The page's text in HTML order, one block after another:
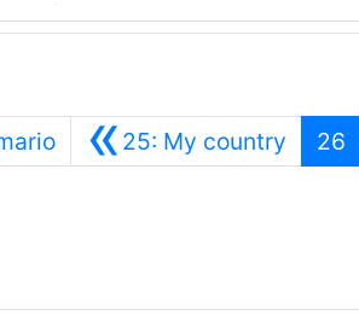
«25: My countryAnterior
26